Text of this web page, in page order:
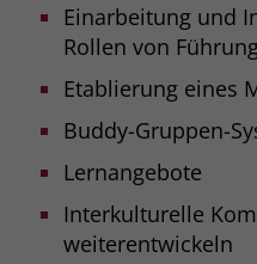
Einarbeitung und
Rollen von
Etablierung eines
Buddy-Gruppen-
Lernangebote
Interkulturelle
weiterentwickeln
Zweck
um die
zu